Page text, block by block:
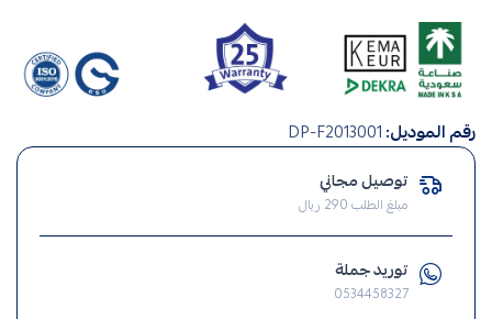
,
قواطع
كهربائية
كهرباء
رقم الموديل:DP-F2013001
توصيل مجاني
مبلغ الطلب 290 ريال
توريد جملة
0534458327